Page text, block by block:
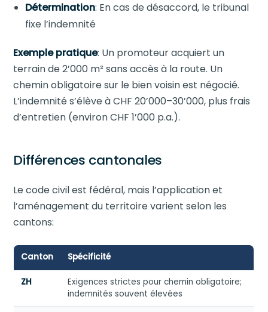
Détermination: En cas de désaccord, le tribunal
fixe l’indemnité
Exemple pratique: Un promoteur acquiert un
terrain de 2’000 m² sans accès à la route. Un
chemin obligatoire sur le bien voisin est négocié.
L’indemnité s’élève à CHF 20’000–30’000, plus frais
d’entretien (environ CHF 1’000 p.a.).
Différences cantonales
Le code civil est fédéral, mais l’application et
l’aménagement du territoire varient selon les
cantons:
Canton Spécificité
ZH
Exigences strictes pour chemin obligatoire;
indemnités souvent élevées